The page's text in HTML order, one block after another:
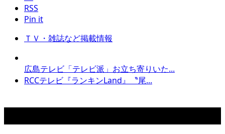
RSS
Pin it
ＴＶ・雑誌など掲載情報
広島テレビ「テレビ派」お立ち寄りいた...
RCCテレビ『ランキンLand』〝尾...